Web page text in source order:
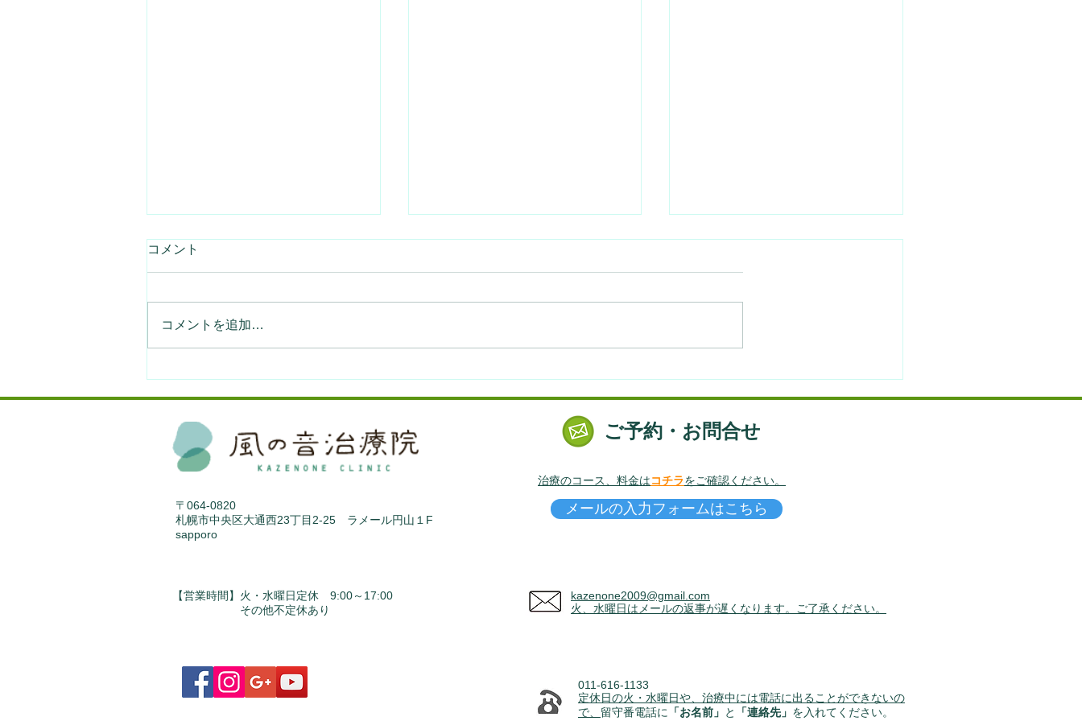
る人をお手伝いするアプリを
を調える東洋医学講座 2021
の体験会 @札幌
コメント
コメントを追加…
ご予約・お問合せ
治療のコース、料金はコチラをご確認ください。
〒064-0820
札幌市中央区大通西23丁目2-25 ラメール円山１F
sapporo
【営業時間】火・水曜日定休 9:00～17:00
​ その他不定休あり
メールの入力フォームはこちら
kazenone2009@gmail.com
火、水曜日はメールの返事が遅くなります。
​ご了承ください。
011-616-1133
定休日の火・水曜日や、治療中には電話に出ることができないの
で、 留守番電話に 「お名前」 と 「連絡先」 を入れてください。